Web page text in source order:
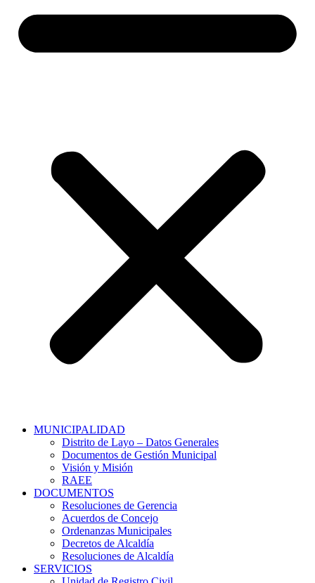
MUNICIPALIDAD
Distrito de Layo – Datos Generales
Documentos de Gestión Municipal
Visión y Misión
RAEE
DOCUMENTOS
Resoluciones de Gerencia
Acuerdos de Concejo
Ordenanzas Municipales
Decretos de Alcaldía
Resoluciones de Alcaldía
SERVICIOS